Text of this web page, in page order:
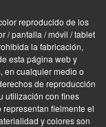
reproducido de los
/ pantalla / móvil / tablet
la fabricación,
esta página web y
en cualquier medio o
de reproducción
utilización con fines
fielmente el
y colores son